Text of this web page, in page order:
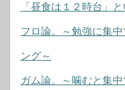
「昼食は１２時台」
フロ論。～勉強に集
ング～
ガム論。～噛むと集